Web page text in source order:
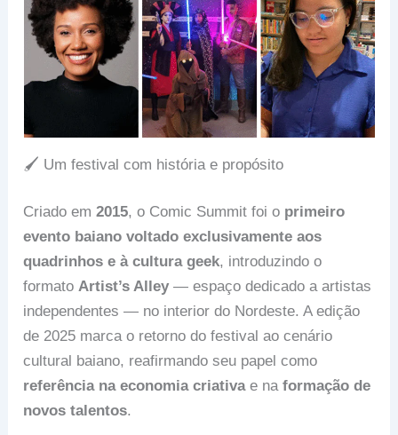
🖌️ Um festival com história e propósito
Criado em2015, o Comic Summit foi o primeiro
evento baiano voltado exclusivamente aos
quadrinhos e à cultura geek, introduzindo o
formatoArtist’s Alley — espaço dedicado a artistas
independentes — no interior do Nordeste. A edição
de 2025 marca o retorno do festival ao cenário
cultural baiano, reafirmando seu papel como
referência na economia criativae naformação de
novos talentos.